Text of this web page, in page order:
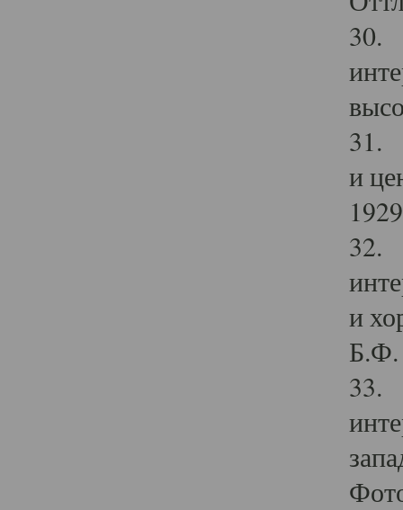
30.
31.
и
32.
и
Б.Ф.
33.